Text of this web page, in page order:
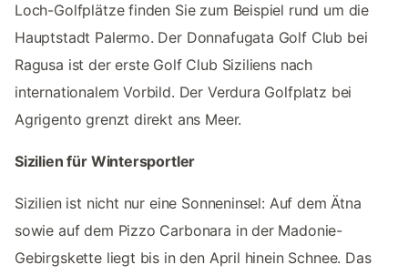
Loch-Golfplätze finden Sie zum Beispiel rund um die
Hauptstadt Palermo. Der Donnafugata Golf Club bei
Ragusa ist der erste Golf Club Siziliens nach
internationalem Vorbild. Der Verdura Golfplatz bei
Agrigento grenzt direkt ans Meer.
Sizilien für Wintersportler
Sizilien ist nicht nur eine Sonneninsel: Auf dem Ätna
sowie auf dem Pizzo Carbonara in der Madonie-
Gebirgskette liegt bis in den April hinein Schnee. Das